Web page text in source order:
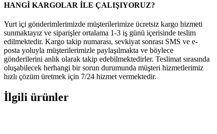
HANGİ KARGOLAR İLE ÇALIŞIYORUZ?
Yurt içi gönderimlerimizde müşterilerimize ücretsiz kargo hizmeti
sunmaktayız ve siparişler ortalama 1-3 iş günü içerisinde teslim
edilmektedir. Kargo takip numarası, sevkiyat sonrası SMS ve e-
posta yoluyla müşterilerimizle paylaşılmakta ve böylece
gönderilerini anlık olarak takip edebilmektedirler. Teslimat sırasında
oluşabilecek herhangi bir sorun durumunda müşteri hizmetlerimiz
hızlı çözüm üretmek için 7/24 hizmet vermektedir.
İlgili ürünler